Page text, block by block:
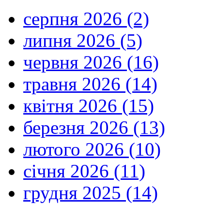
серпня 2026 (2)
липня 2026 (5)
червня 2026 (16)
травня 2026 (14)
квітня 2026 (15)
березня 2026 (13)
лютого 2026 (10)
січня 2026 (11)
грудня 2025 (14)